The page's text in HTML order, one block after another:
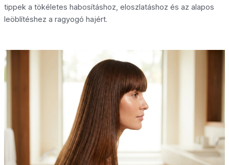
tippek a tökéletes habosításhoz, eloszlatáshoz és az alapos
leöblítéshez a ragyogó hajért.